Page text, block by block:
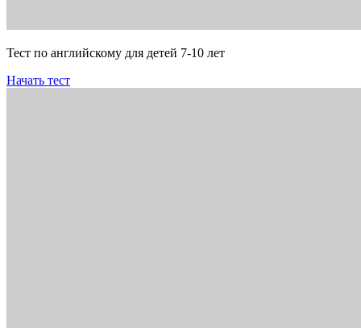
Тест по английскому для детей 7-10 лет
Начать тест